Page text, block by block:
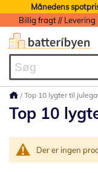
Månedens
Top 10 lygter til
Top 10
Der er ingen